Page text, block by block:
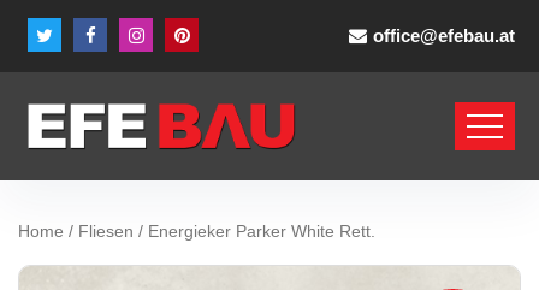
office@efebau.at
Home / Fliesen / Energieker Parker White Rett.